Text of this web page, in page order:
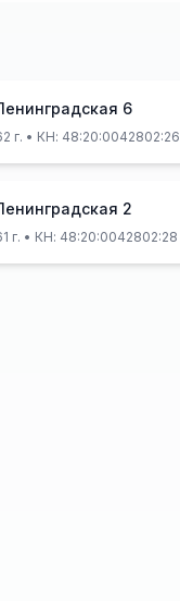
6
г. • КН: 48:20:0042802:26
2
г. • КН: 48:20:0042802:28